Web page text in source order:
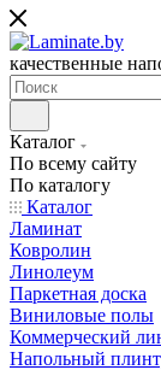
качественные
Каталог
По всему сайту
По каталогу
Каталог
Ламинат
Ковролин
Линолеум
Паркетная доска
Виниловые полы
Коммерческий
Напольный